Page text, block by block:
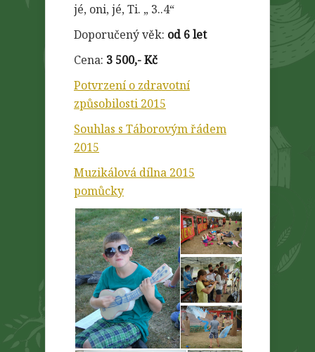
jé, oni, jé, Ti. „ 3..4“
Doporučený věk: od 6 let
Cena: 3 500,- Kč
Potvrzení o zdravotní
způsobilosti 2015
Souhlas s Táborovým řádem
2015
Muzikálová dílna 2015
pomůcky